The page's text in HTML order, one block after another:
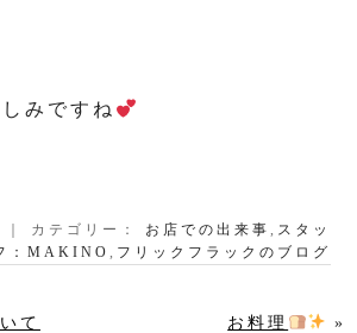
みですね
カテゴリー： お店での出来事, スタッ
：MAKINO, フリックフラックのブログ
て お料理 »